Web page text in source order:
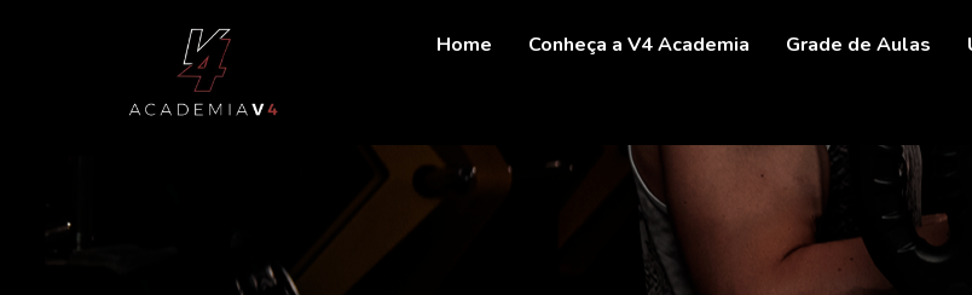
Home Conheça a V4 Academia Grade de Aulas